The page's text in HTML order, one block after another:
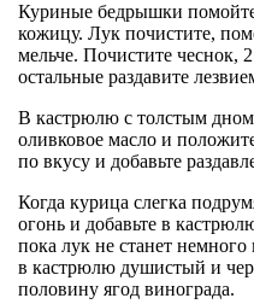
Куриные бедрышки
кожицу. Лук почистите,
мельче. Почистите чеснок,
остальные раздавите
В кастрюлю с толстым
оливковое масло и
по вкусу и добавьте
Когда курица слегка
огонь и добавьте в
пока лук не станет
в кастрюлю душистый и
половину ягод винограда.